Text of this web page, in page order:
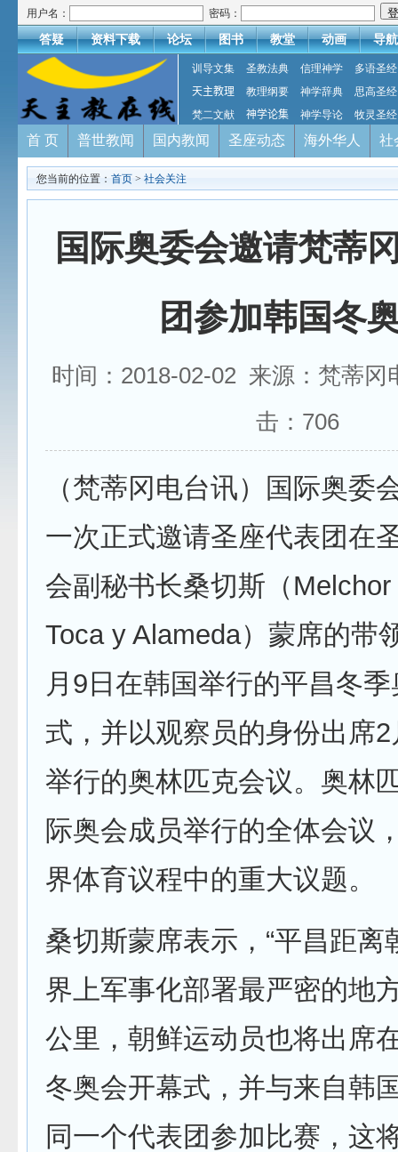
用户名： 密码：
答疑 资料下载 论坛 图书 教堂 动画 导航
训导文集 圣教法典 信理神学
多语圣经
天主教理
教理纲要 神学辞典
思高圣经
梵二文献
神学论集 神学导论 牧灵圣经
首 页 普世教闻 国内教闻 圣座动态 海外华人 社
您当前的位置： 首页 > 社会关注
国际奥委会邀请梵蒂
团参加韩国冬
时间：2018-02-02 来源：梵蒂
击： 706
（梵蒂冈电台讯）国际奥委
一次正式邀请圣座代表团在
会副秘书长桑切斯（
Toca y Alameda）蒙席的带
月9日在韩国举行的平昌冬
式，并以观察员的身份出席
举行的奥林匹克会议。奥林
际奥会成员举行的全体会议
界体育议程中的重大议题。
桑切斯蒙席表示，“平昌距离
界上军事化部署最严密的地
公里，朝鲜运动员也将出席
冬奥会开幕式，并与来自韩
同一个代表团参加比赛，这